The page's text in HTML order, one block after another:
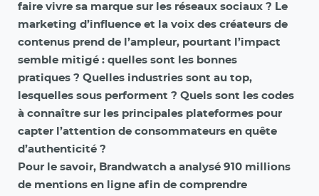
faire vivre sa marque sur les réseaux sociaux ? Le
marketing d’influence et la voix des créateurs de
contenus prend de l’ampleur, pourtant l’impact
semble mitigé : quelles sont les bonnes
pratiques ? Quelles industries sont au top,
lesquelles sous performent ? Quels sont les codes
à connaître sur les principales plateformes pour
capter l’attention de consommateurs en quête
d’authenticité ?
Pour le savoir, Brandwatch a analysé 910 millions
de mentions en ligne afin de comprendre